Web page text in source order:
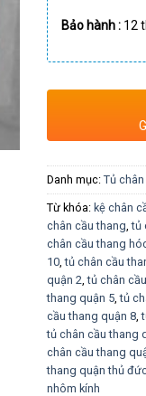
Bảo hành: 12
Danh mục: Tủ
Từ khóa: kệ chân
chân cầu thang ,tủ
chân cầu thang
10 ,tủ chân cầu
quận 2 ,tủ chân
thang quận 5 ,tủ
cầu thang quận 8 ,
tủ chân cầu thang
chân cầu thang
thang quận thủ
nhôm kính